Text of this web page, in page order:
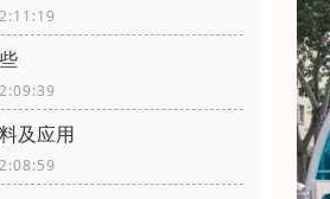
及应用